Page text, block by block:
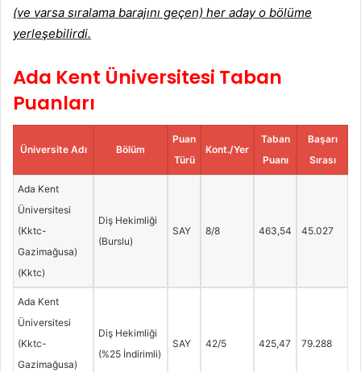
(ve varsa sıralama barajını geçen) her aday o bölüme
yerleşebilirdi.
Ada Kent Üniversitesi Taban
Puanları
Üniversite Adı Bölüm
Puan
Türü
Kont./Yer
Taban
Puanı
Başarı
Sırası
Ada Kent
Üniversitesi
(Kktc-
Gazimağusa)
(Kktc)
Diş Hekimliği
(Burslu)
SAY 8/8 463,54 45.027
Ada Kent
Üniversitesi
(Kktc-
Gazimağusa)
Diş Hekimliği
(%25 İndirimli)
SAY 42/5 425,47 79.288